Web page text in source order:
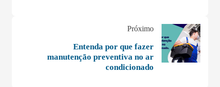
Próximo
Entenda por que fazer
manutenção preventiva no ar
condicionado